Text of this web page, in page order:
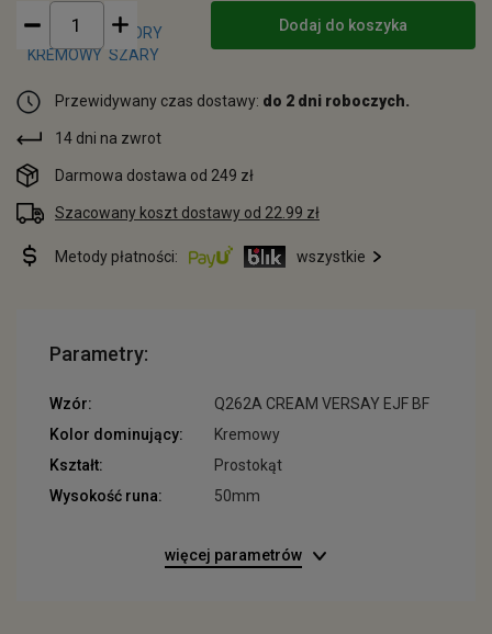
Dodaj do koszyka
Przewidywany czas dostawy: do 2 dni roboczych.
14 dni na zwrot
Darmowa dostawa od 249 zł
Szacowany koszt dostawy od 22.99 zł
Metody płatności: wszystkie
Parametry:
Wzór:
Q262A CREAM VERSAY EJF BF
Kolor dominujący:
Kremowy
Kształt:
Prostokąt
Wysokość runa:
50mm
więcej parametrów